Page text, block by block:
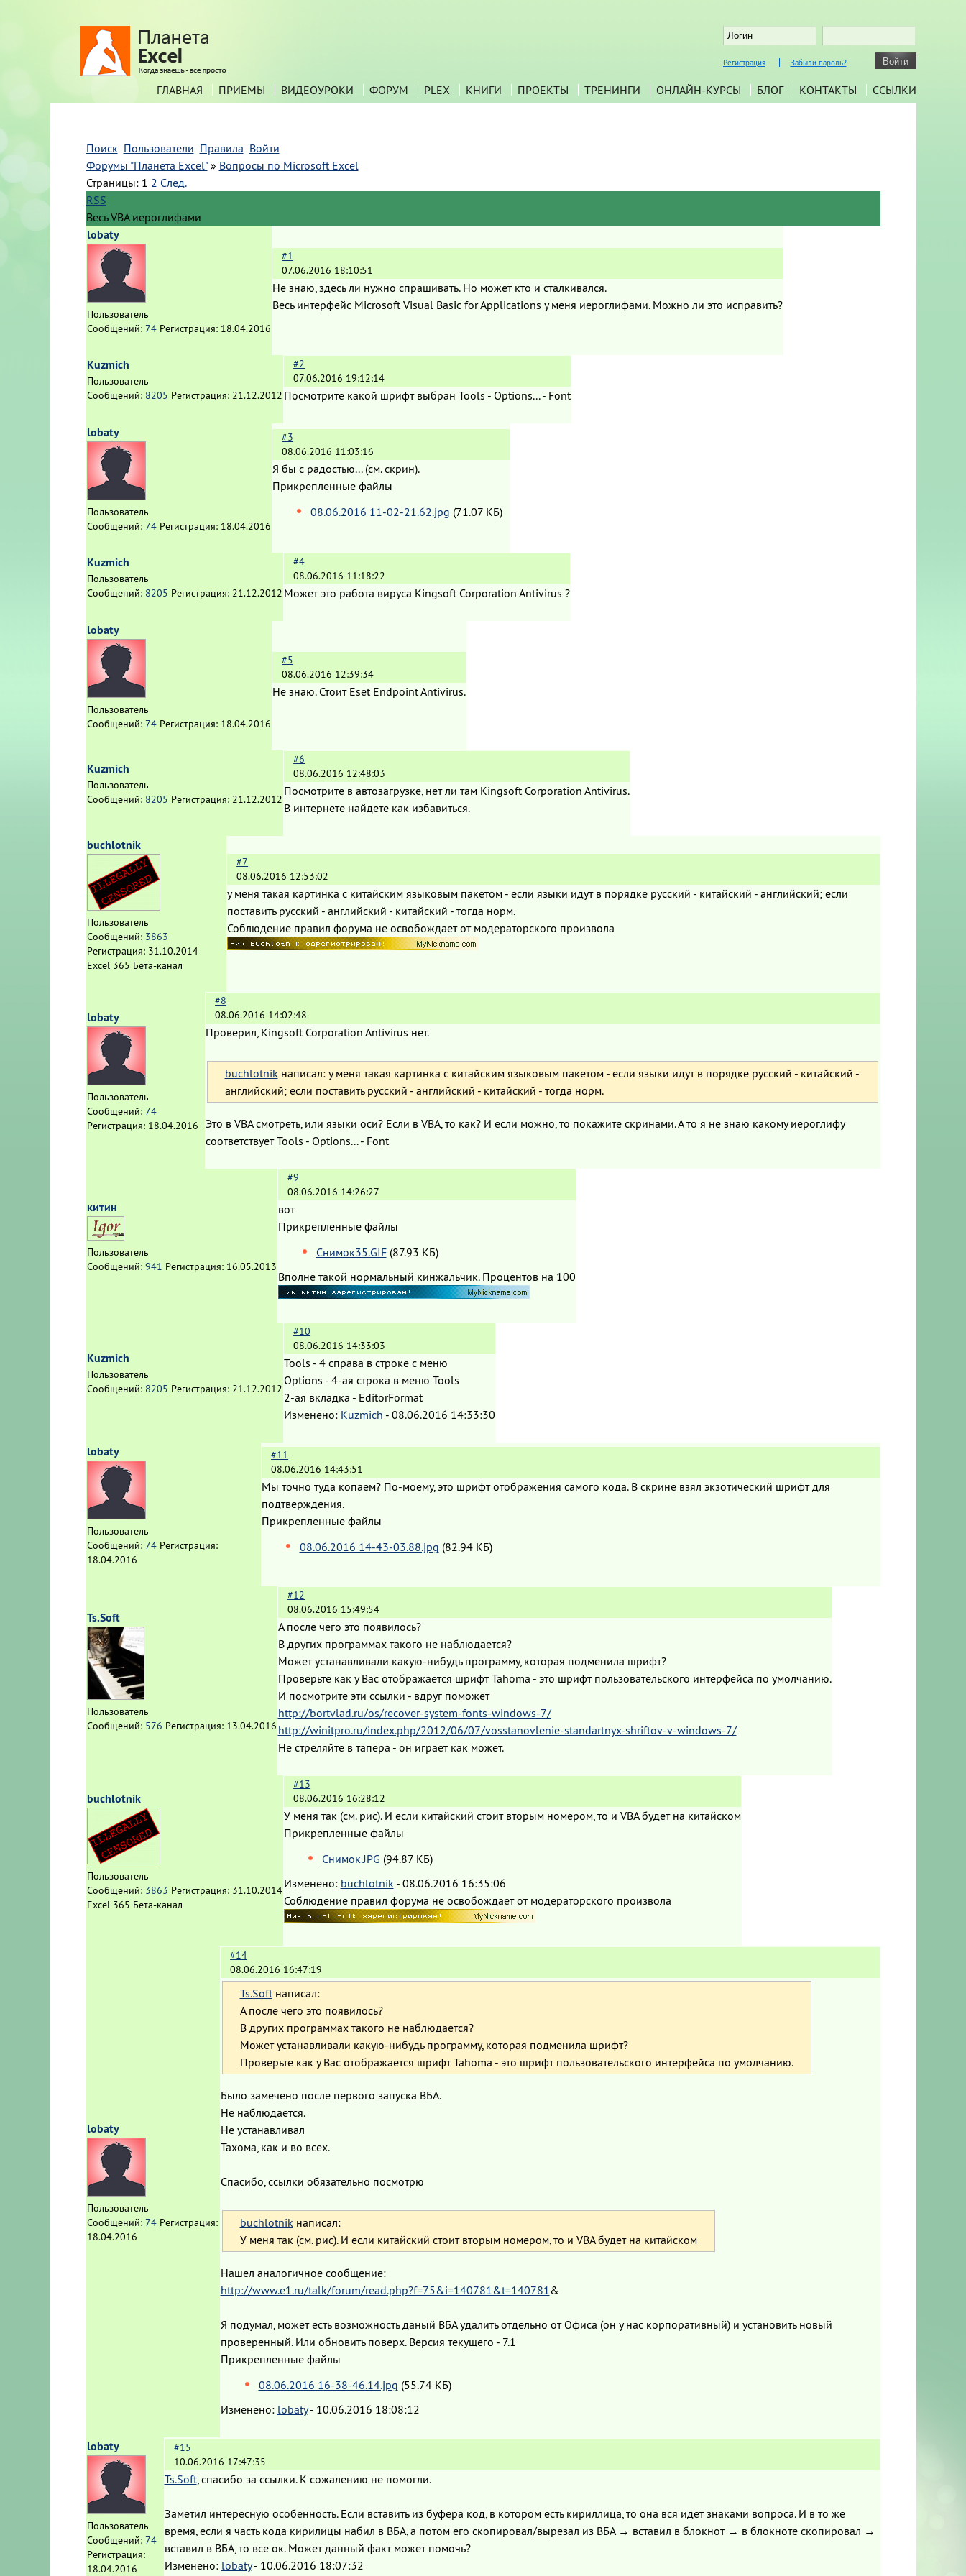
Регистрация Забыли пароль?
ГЛАВНАЯ ПРИЕМЫ ВИДЕОУРОКИ ФОРУМ PLEX КНИГИ ПРОЕКТЫ ТРЕНИНГИ ОНЛАЙН-КУРСЫ БЛОГ КОНТАКТЫ ССЫЛКИ
Поиск Пользователи Правила Войти
Форумы "Планета Excel" » Вопросы по Microsoft Excel
Страницы: 1 2 След.
RSS
Весь VBA иероглифами
lobaty
Пользователь
Сообщений: 74 Регистрация: 18.04.2016
#1
07.06.2016 18:10:51
Не знаю, здесь ли нужно спрашивать. Но может кто и сталкивался.
Весь интерфейс Microsoft Visual Basic for Applications у меня иероглифами. Можно ли это исправить?
Kuzmich
Пользователь
Сообщений: 8205 Регистрация: 21.12.2012
#2
07.06.2016 19:12:14
Посмотрите какой шрифт выбран Tools - Options... - Font
lobaty
Пользователь
Сообщений: 74 Регистрация: 18.04.2016
#3
08.06.2016 11:03:16
Я бы с радостью... (см. скрин).
Прикрепленные файлы
08.06.2016 11-02-21.62.jpg (71.07 КБ)
Kuzmich
Пользователь
Сообщений: 8205 Регистрация: 21.12.2012
#4
08.06.2016 11:18:22
Может это работа вируса Kingsoft Corporation Antivirus ?
lobaty
Пользователь
Сообщений: 74 Регистрация: 18.04.2016
#5
08.06.2016 12:39:34
Не знаю. Стоит Eset Endpoint Antivirus.
Kuzmich
Пользователь
Сообщений: 8205 Регистрация: 21.12.2012
#6
08.06.2016 12:48:03
Посмотрите в автозагрузке, нет ли там Kingsoft Corporation Antivirus.
В интернете найдете как избавиться.
buchlotnik
Пользователь
Сообщений: 3863
Регистрация: 31.10.2014
Excel 365 Бета-канал
#7
08.06.2016 12:53:02
у меня такая картинка с китайским языковым пакетом - если языки идут в порядке русский - китайский - английский; если
поставить русский - английский - китайский - тогда норм.
Соблюдение правил форума не освобождает от модераторского произвола
lobaty
Пользователь
Сообщений: 74
Регистрация: 18.04.2016
#8
08.06.2016 14:02:48
Проверил, Kingsoft Corporation Antivirus нет.
buchlotnik написал: у меня такая картинка с китайским языковым пакетом - если языки идут в порядке русский - китайский -
английский; если поставить русский - английский - китайский - тогда норм.
Это в VBA смотреть, или языки оси? Если в VBA, то как? И если можно, то покажите скринами. А то я не знаю какому иероглифу
соответствует Tools - Options... - Font
китин
Пользователь
Сообщений: 941 Регистрация: 16.05.2013
#9
08.06.2016 14:26:27
вот
Прикрепленные файлы
Снимок35.GIF (87.93 КБ)
Вполне такой нормальный кинжальчик. Процентов на 100
Kuzmich
Пользователь
Сообщений: 8205 Регистрация: 21.12.2012
#10
08.06.2016 14:33:03
Tools - 4 справа в строке с меню
Options - 4-ая строка в меню Tools
2-ая вкладка - EditorFormat
Изменено: Kuzmich - 08.06.2016 14:33:30
lobaty
Пользователь
Сообщений: 74 Регистрация:
18.04.2016
#11
08.06.2016 14:43:51
Мы точно туда копаем? По-моему, это шрифт отображения самого кода. В скрине взял экзотический шрифт для
подтверждения.
Прикрепленные файлы
08.06.2016 14-43-03.88.jpg (82.94 КБ)
Ts.Soft
Пользователь
Сообщений: 576 Регистрация: 13.04.2016
#12
08.06.2016 15:49:54
А после чего это появилось?
В других программах такого не наблюдается?
Может устанавливали какую-нибудь программу, которая подменила шрифт?
Проверьте как у Вас отображается шрифт Tahoma - это шрифт пользовательского интерфейса по умолчанию.
И посмотрите эти ссылки - вдруг поможет
http://bortvlad.ru/os/recover-system-fonts-windows-7/
http://winitpro.ru/index.php/2012/06/07/vosstanovlenie-standartnyx-shriftov-v-windows-7/
Не стреляйте в тапера - он играет как может.
buchlotnik
Пользователь
Сообщений: 3863 Регистрация: 31.10.2014
Excel 365 Бета-канал
#13
08.06.2016 16:28:12
У меня так (см. рис). И если китайский стоит вторым номером, то и VBA будет на китайском
Прикрепленные файлы
Снимок.JPG (94.87 КБ)
Изменено: buchlotnik - 08.06.2016 16:35:06
Соблюдение правил форума не освобождает от модераторского произвола
lobaty
Пользователь
Сообщений: 74 Регистрация:
18.04.2016
#14
08.06.2016 16:47:19
Ts.Softнаписал:
А после чего это появилось?
В других программах такого не наблюдается?
Может устанавливали какую-нибудь программу, которая подменила шрифт?
Проверьте как у Вас отображается шрифт Tahoma - это шрифт пользовательского интерфейса по умолчанию.
Было замечено после первого запуска ВБА.
Не наблюдается.
Не устанавливал
Тахома, как и во всех.
Спасибо, ссылки обязательно посмотрю
buchlotnik написал:
У меня так (см. рис). И если китайский стоит вторым номером, то и VBA будет на китайском
Нашел аналогичное сообщение:
http://www.e1.ru/talk/forum/read.php?f=75&i=140781&t=140781 &
Я подумал, может есть возможность даный ВБА удалить отдельно от Офиса (он у нас корпоративный) и установить новый
проверенный. Или обновить поверх. Версия текущего - 7.1
Прикрепленные файлы
08.06.2016 16-38-46.14.jpg (55.74 КБ)
Изменено: lobaty- 10.06.2016 18:08:12
lobaty
Пользователь
Сообщений: 74
Регистрация:
18.04.2016
#15
10.06.2016 17:47:35
Ts.Soft, спасибо за ссылки. К сожалению не помогли.
Заметил интересную особенность. Если вставить из буфера код, в котором есть кириллица, то она вся идет знаками вопроса. И в то же
время, если я часть кода кирилицы набил в ВБА, а потом его скопировал/вырезал из ВБА → вставил в блокнот → в блокноте скопировал →
вставил в ВБА, то все ок. Может данный факт может помочь?
Изменено: lobaty- 10.06.2016 18:07:32